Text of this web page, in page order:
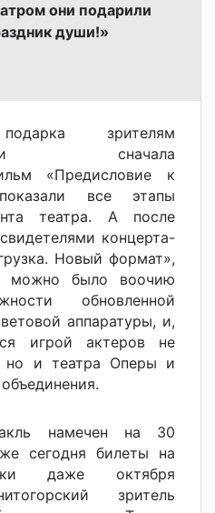
они подарили
души!»
зрителям
сначала
«Предисловие к
все этапы
театра. А после
концерта-
Новый формат»,
можно было воочию
обновленной
аппаратуры, и,
игрой актеров не
но и театра Оперы и
намечен на 30
сегодня билеты на
даже октября
зритель